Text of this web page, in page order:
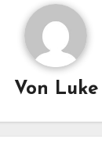
Von Luke